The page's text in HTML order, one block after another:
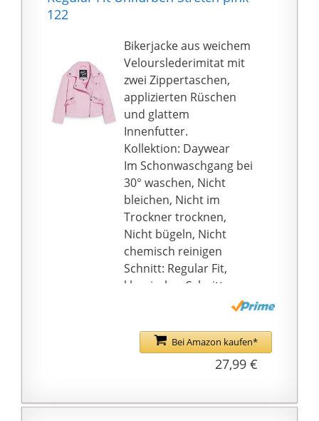
Weitenverstellung -
122
Bikerjacke aus weichem
Velourslederimitat mit
zwei Zippertaschen,
applizierten Rüschen
und glattem
Innenfutter.
Kollektion: Daywear
Im Schonwaschgang bei
30° waschen, Nicht
bleichen, Nicht im
Trockner trocknen,
Nicht bügeln, Nicht
chemisch reinigen
Schnitt: Regular Fit,
klassischer Schnitt
Kragenform:
Reverskragen
Bei Amazon kaufen*
27,99 €